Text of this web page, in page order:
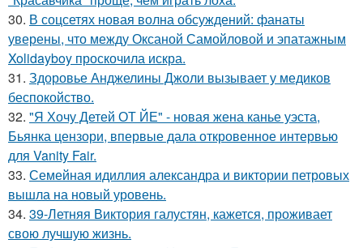
30. В соцсетях новая волна обсуждений: фанаты
уверены, что между Оксаной Самойловой и эпатажным
Xolidayboy проскочила искра.
31. Здоровье Анджелины Джоли вызывает у медиков
беспокойство.
32. "Я Хочу Детей ОТ ЙЕ" - новая жена канье уэста,
Бьянка цензори, впервые дала откровенное интервью
для Vanity Fair.
33. Семейная идиллия александра и виктории петровых
вышла на новый уровень.
34. 39-Летняя Виктория галустян, кажется, проживает
свою лучшую жизнь.